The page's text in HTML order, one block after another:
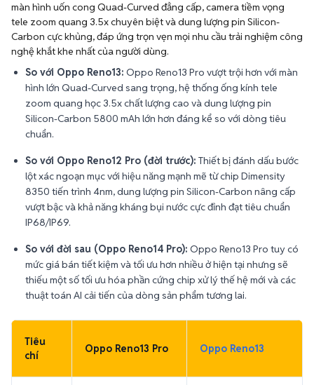
màn hình uốn cong Quad-Curved đẳng cấp, camera tiềm vọng
tele zoom quang 3.5x chuyên biệt và dung lượng pin Silicon-
Carbon cực khủng, đáp ứng trọn vẹn mọi nhu cầu trải nghiệm công
nghệ khắt khe nhất của người dùng.
So với Oppo Reno13: Oppo Reno13 Pro vượt trội hơn với màn
hình lớn Quad-Curved sang trọng, hệ thống ống kính tele
zoom quang học 3.5x chất lượng cao và dung lượng pin
Silicon-Carbon 5800 mAh lớn hơn đáng kể so với dòng tiêu
chuẩn.
So với Oppo Reno12 Pro (đời trước): Thiết bị đánh dấu bước
lột xác ngoạn mục với hiệu năng mạnh mẽ từ chip Dimensity
8350 tiến trình 4nm, dung lượng pin Silicon-Carbon nâng cấp
vượt bậc và khả năng kháng bụi nước cực đỉnh đạt tiêu chuẩn
IP68/IP69.
So với đời sau (Oppo Reno14 Pro): Oppo Reno13 Pro tuy có
mức giá bán tiết kiệm và tối ưu hơn nhiều ở hiện tại nhưng sẽ
thiếu một số tối ưu hóa phần cứng chip xử lý thế hệ mới và các
thuật toán AI cải tiến của dòng sản phẩm tương lai.
Tiêu
chí
Oppo Reno13 Pro Oppo Reno13